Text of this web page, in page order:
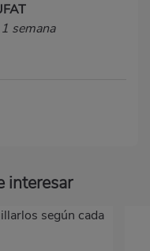
semana
interesar